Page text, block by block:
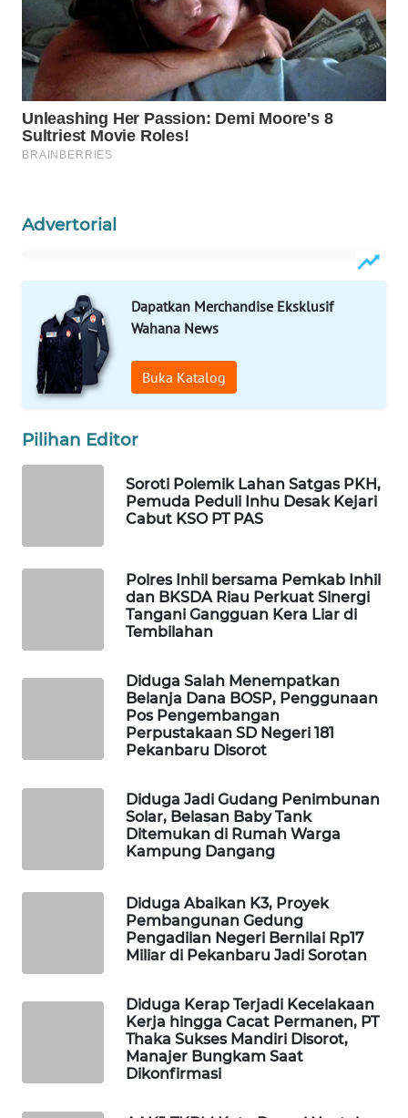
Advertorial
Dapatkan Merchandise Eksklusif
Wahana News
Buka Katalog
Pilihan Editor
Soroti Polemik Lahan Satgas PKH,
Pemuda Peduli Inhu Desak Kejari
Cabut KSO PT PAS
Polres Inhil bersama Pemkab Inhil
dan BKSDA Riau Perkuat Sinergi
Tangani Gangguan Kera Liar di
Tembilahan
Diduga Salah Menempatkan
Belanja Dana BOSP, Penggunaan
Pos Pengembangan
Perpustakaan SD Negeri 181
Pekanbaru Disorot
Diduga Jadi Gudang Penimbunan
Solar, Belasan Baby Tank
Ditemukan di Rumah Warga
Kampung Dangang
Diduga Abaikan K3, Proyek
Pembangunan Gedung
Pengadilan Negeri Bernilai Rp17
Miliar di Pekanbaru Jadi Sorotan
Diduga Kerap Terjadi Kecelakaan
Kerja hingga Cacat Permanen, PT
Thaka Sukses Mandiri Disorot,
Manajer Bungkam Saat
Dikonfirmasi
WAHANA
SPORT
WAHANA
UMKM
WAHANA
OTOMOTIF
WAHANA
HEALTH
WAHANA
DESA
WAHANA
LISTRIK
PLN
LPKKI